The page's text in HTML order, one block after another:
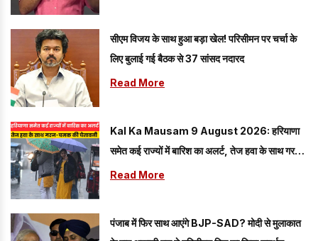
सीएम विजय के साथ हुआ बड़ा खेल! परिसीमन पर चर्चा के
लिए बुलाई गई बैठक से 37 सांसद नदारद
Read More
Kal Ka Mausam 9 August 2026: हरियाणा
समेत कई राज्यों में बारिश का अलर्ट, तेज हवा के साथ गरज-
चमक की चेतावनी
Read More
पंजाब में फिर साथ आएंगे BJP-SAD? मोदी से मुलाकात